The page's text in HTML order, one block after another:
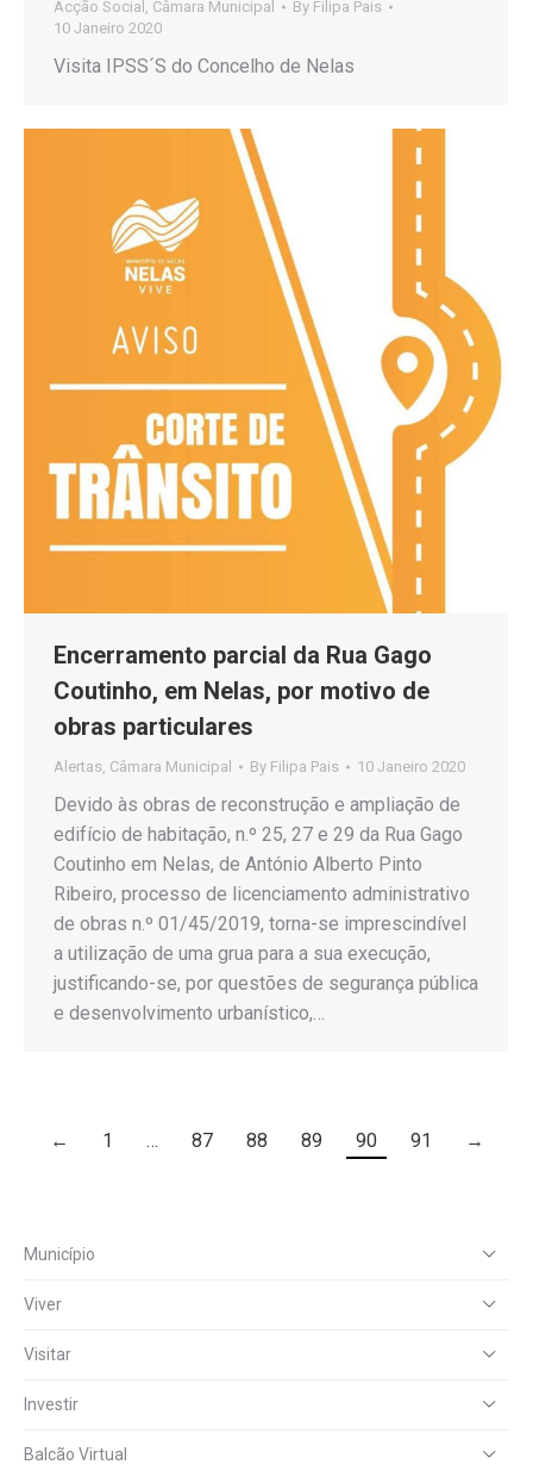
Acção Social , Câmara Municipal By Filipa Pais
10 Janeiro 2020
Visita IPSS´S do Concelho de Nelas
Encerramento parcial da Rua Gago
Coutinho, em Nelas, por motivo de
obras particulares
Alertas, Câmara Municipal By Filipa Pais 10 Janeiro 2020
Devido às obras de reconstrução e ampliação de
edifício de habitação, n.º 25, 27 e 29 da Rua Gago
Coutinho em Nelas, de António Alberto Pinto
Ribeiro, processo de licenciamento administrativo
de obras n.º 01/45/2019, torna-se imprescindível
a utilização de uma grua para a sua execução,
justificando-se, por questões de segurança pública
e desenvolvimento urbanístico,…
← 1 … 87 88 89 90 91 →
Município
Viver
Visitar
Investir
Balcão Virtual